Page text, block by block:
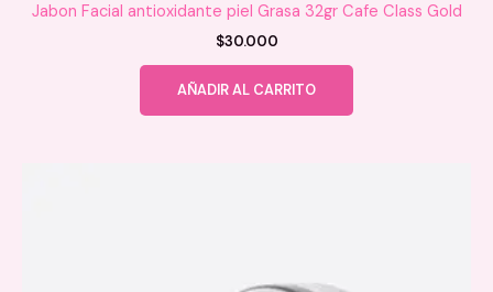
Jabon Facial antioxidante piel Grasa 32gr Cafe Class Gold
$30.000
AÑADIR AL CARRITO